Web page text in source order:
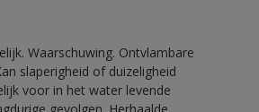
Waarschuwing. Ontvlambare
slaperigheid of duizeligheid
voor in het water levende